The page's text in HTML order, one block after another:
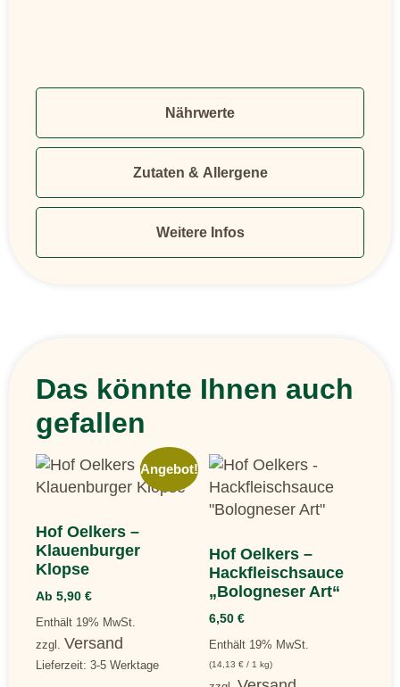
Nährwerte
Zutaten & Allergene
Weitere Infos
Das könnte Ihnen auch
gefallen
Angebot!
Hof Oelkers –
Klauenburger
Klopse
Ab 5,90 €
Enthält 19% MwSt.
zzgl. Versand
Lieferzeit: 3-5 Werktage
Hof Oelkers –
Hackfleischsauce
„Bologneser Art“
6,50 €
Enthält 19% MwSt.
(14,13 € / 1 kg)